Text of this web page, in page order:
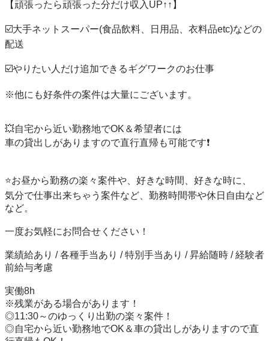
【頑張ったら頑張った分だけ収入UP↑↑】
☑️大手ネットスーパー(食品飲料、日用品、衣料品etc)などの
配送
☑️やりたい人だけ追加できるギグワークのお仕事
※他にも好条件の案件は大量にございます。
💥自宅から近い勤務地でOK＆希望者には
車の貸出しがありますので直行直帰も可能です❗️
⭐️お昼から勤務の楽々案件や、好きな時間、好きな時に、
気分で仕事出来ちゃう案件など、勤務時間帯や休日自由など
など。
一度お気軽にお問合せください！
業績給あり / 各種手当あり / 特別手当あり / 昇給随時 / 経験者
前給与考慮
実働8h
※残業がある場合があります！
◎11:30～のゆっくり出勤の楽々案件！
◎自宅から近い勤務地でOK＆車の貸出しがありますので直